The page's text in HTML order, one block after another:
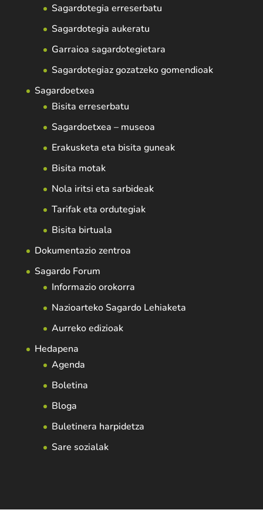
Sagardotegia erreserbatu
Sagardotegia aukeratu
Garraioa sagardotegietara
Sagardotegiaz gozatzeko gomendioak
Sagardoetxea
Bisita erreserbatu
Sagardoetxea – museoa
Erakusketa eta bisita guneak
Bisita motak
Nola iritsi eta sarbideak
Tarifak eta ordutegiak
Bisita birtuala
Dokumentazio zentroa
Sagardo Forum
Informazio orokorra
Nazioarteko Sagardo Lehiaketa
Aurreko edizioak
Hedapena
Agenda
Boletina
Bloga
Buletinera harpidetza
Sare sozialak